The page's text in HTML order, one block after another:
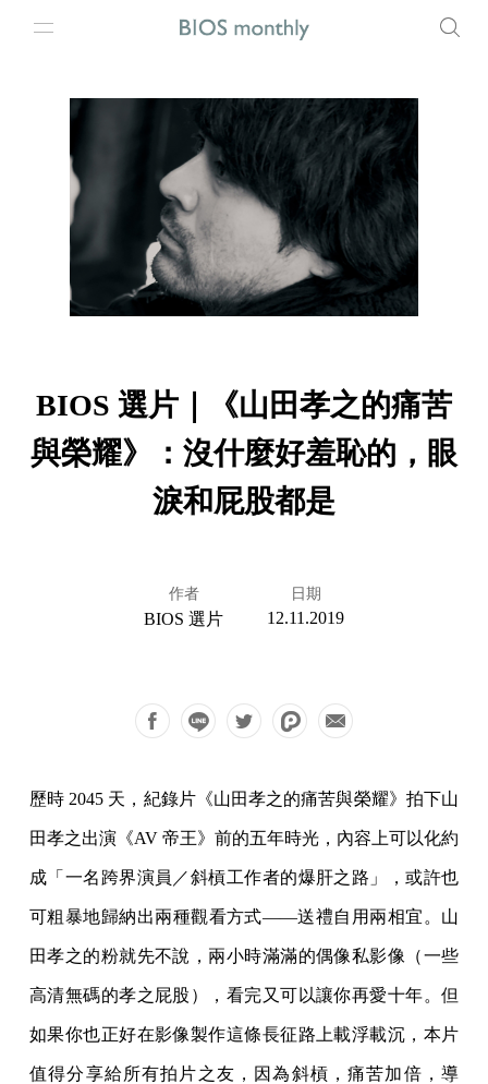
BIOS 選片｜《山田孝之的痛苦
與榮耀》：沒什麼好羞恥的，眼
淚和屁股都是
作者
BIOS 選片
日期
12.11.2019
歷時 2045 天，紀錄片《山田孝之的痛苦與榮耀》拍下山
田孝之出演《AV 帝王》前的五年時光，內容上可以化約
成「一名跨界演員／斜槓工作者的爆肝之路」，或許也
可粗暴地歸納出兩種觀看方式——送禮自用兩相宜。山
田孝之的粉就先不說，兩小時滿滿的偶像私影像（一些
高清無碼的孝之屁股），看完又可以讓你再愛十年。但
如果你也正好在影像製作這條長征路上載浮載沉，本片
值得分享給所有拍片之友，因為斜槓，痛苦加倍，導